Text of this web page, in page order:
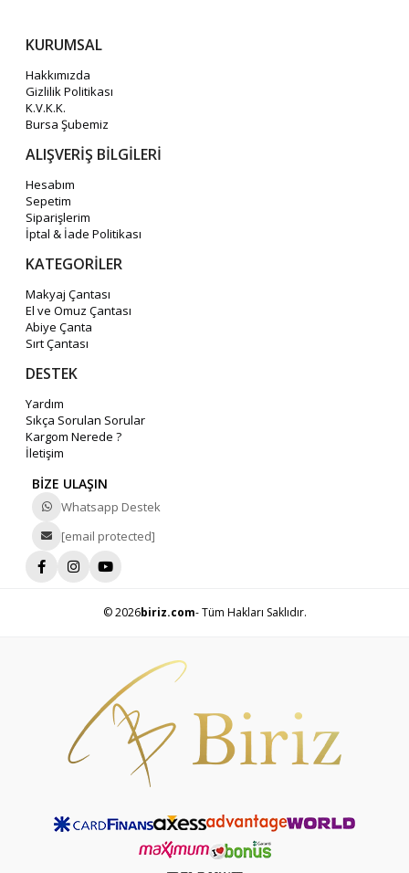
KURUMSAL
Hakkımızda
Gizlilik Politikası
K.V.K.K.
Bursa Şubemiz
ALIŞVERİŞ BİLGİLERİ
Hesabım
Sepetim
Siparişlerim
İptal & İade Politikası
KATEGORİLER
Makyaj Çantası
El ve Omuz Çantası
Abiye Çanta
Sırt Çantası
DESTEK
Yardım
Sıkça Sorulan Sorular
Kargom Nerede ?
İletişim
BİZE ULAŞIN
Whatsapp Destek
[email protected]
© 2026biriz.com- Tüm Hakları Saklıdır.